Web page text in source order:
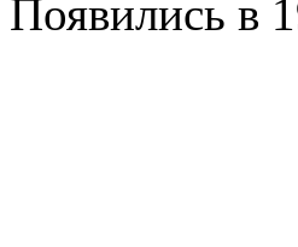
Появились в